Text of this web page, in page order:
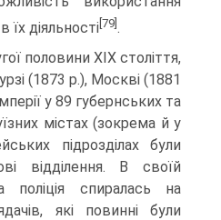
їх діяльності [79] .
половини XIX століття,
(1873 р.), Москві (1881
у 89 губернських та
містах (зокрема й у
підрозділах були
відділення. В своїй
поліція спиралась на
які повинні були